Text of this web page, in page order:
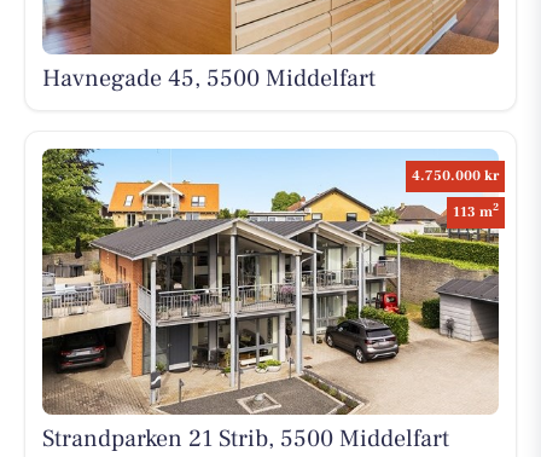
Havnegade 45, 5500 Middelfart
4.750.000 kr
113 m2
Strandparken 21 Strib, 5500 Middelfart